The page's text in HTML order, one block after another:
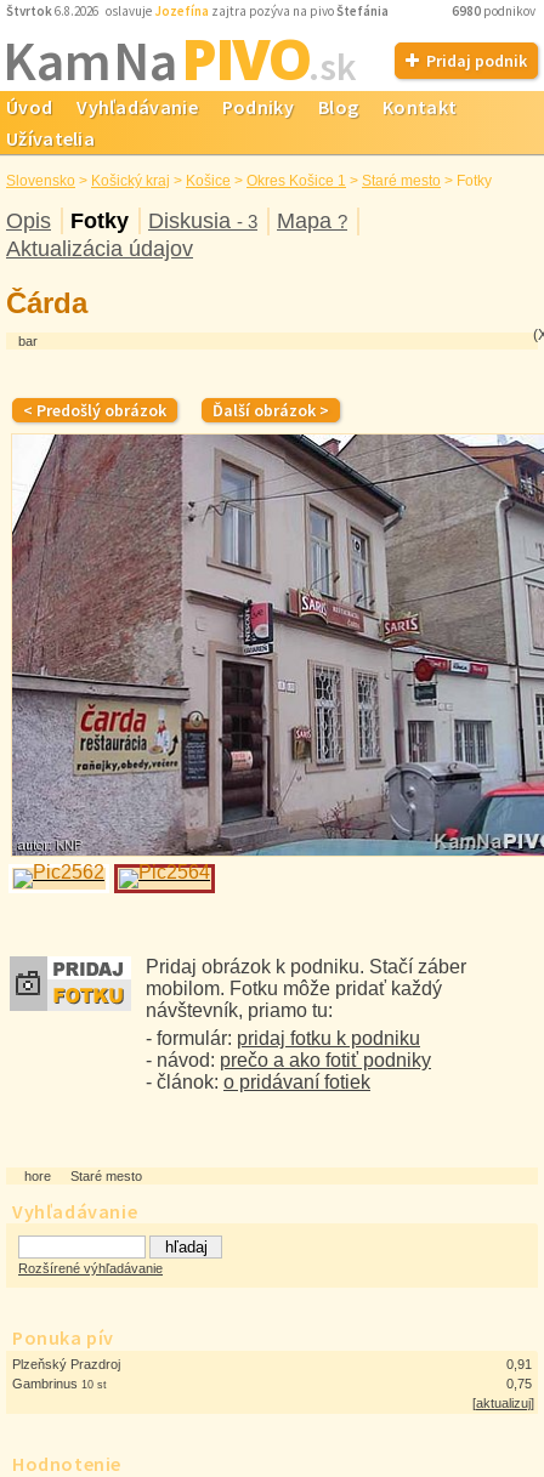
Štvrtok6.8.2026 oslavuje Jozefína zajtra pozýva na pivoŠtefánia 6980 podnikov
Kam NaPIVO.sk Pridaj podnik
Úvod Vyhľadávanie Podniky Blog
Kontakt
Užívatelia
Slovensko > Košický kraj > Košice > Okres Košice 1 > Staré mesto > Fotky
Opis Fotky Diskusia - 3 Mapa ?
Aktualizácia údajov
Vyhľadávanie
Rozšírené výhľadávanie
Ponuka pív
Plzeňský Prazdroj
0,91
Gambrinus 10 st
0,75
[aktualizuj]
Hodnotenie
Čárda
bar
Pridaj obrázok k podniku. Stačí záber
mobilom. Fotku môže pridať každý
návštevník, priamo tu:
- formulár: pridaj fotku k podniku
- návod: prečo a ako fotiť podniky
- článok: o pridávaní fotiek
hore Staré mesto